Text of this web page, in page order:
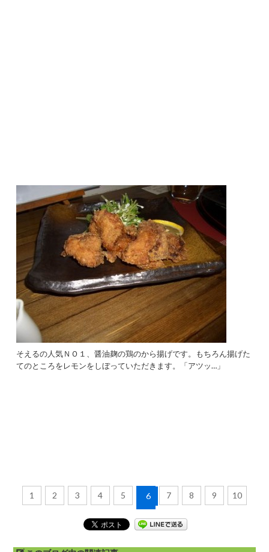
そえるの人気ＮＯ１、醤油麹の鶏のから揚げです。もちろん揚げた
てのところをレモンをしぼっていただきます。「アツッ…」
1 2 3 4 5 6 7 8 9 10